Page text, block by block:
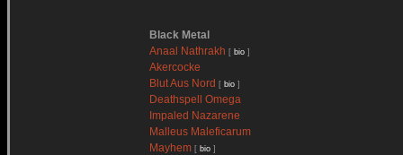
Black Metal
Anaal Nathrakh [ bio ]
Akercocke
Blut Aus Nord [ bio ]
Deathspell Omega
Impaled Nazarene
Malleus Maleficarum
Mayhem [ bio ]